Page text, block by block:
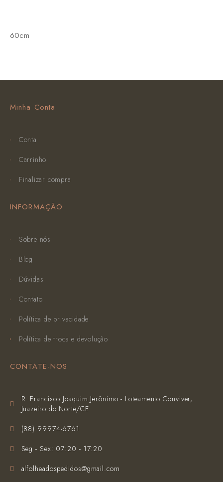
60cm
Minha Conta
Conta
Carrinho
Finalizar compra
INFORMAÇÃO
Sobre nós
Blog
Dúvidas
Contato
Política de privacidade
Política de troca e devolução
CONTATE-NOS
R. Francisco Joaquim Jerônimo - Loteamento Conviver,
Juazeiro do Norte/CE
(‪88) 99974-6761‬
Seg - Sex: 07:20 - 17:20
alfolheadospedidos@gmail.com